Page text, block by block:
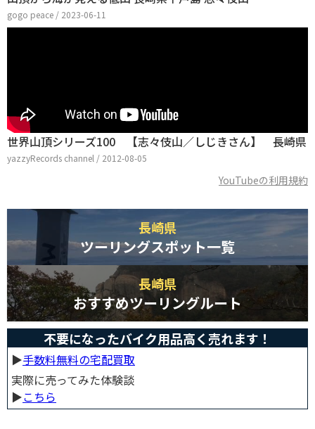
gogo peace / 2023-06-11
世界山頂シリーズ100 【志々伎山／しじきさん】 長崎県
yazzyRecords channel / 2012-08-05
YouTubeの利用規約
長崎県
ツーリングスポット一覧
長崎県
おすすめツーリングルート
不要になったバイク用品高く売れます！
▶︎手数料無料の宅配買取
実際に売ってみた体験談
▶︎こちら